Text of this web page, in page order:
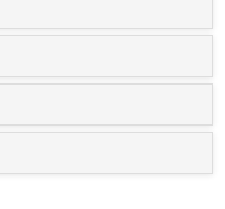
número de cores do seu
número de cores do seu